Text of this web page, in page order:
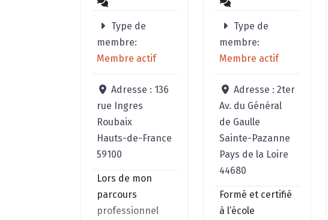
Type de
membre:
Membre actif
Adresse : 136
rue Ingres
Roubaix
Hauts-de-France
59100
Lors de mon
parcours
professionnel
Type de
membre:
Membre actif
Adresse :2ter
Av. du Général
de Gaulle
Sainte-Pazanne
Pays de la Loire
44680
Formé et certifié
à l’école